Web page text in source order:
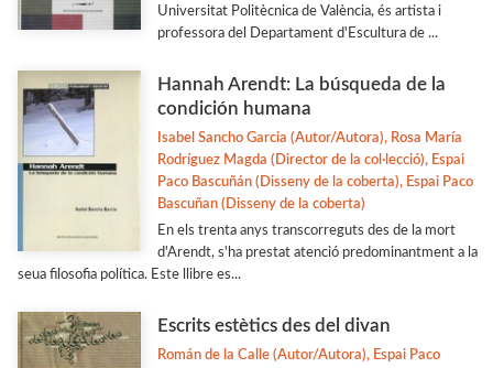
Universitat Politècnica de València, és artista i
professora del Departament d'Escultura de ...
Hannah Arendt: La búsqueda de la
condición humana
Isabel Sancho Garcia (Autor/Autora), Rosa María
Rodríguez Magda (Director de la col·lecció), Espai
Paco Bascuñán (Disseny de la coberta), Espai Paco
Bascuñan (Disseny de la coberta)
En els trenta anys transcorreguts des de la mort
d'Arendt, s'ha prestat atenció predominantment a la
seua filosofia política. Este llibre es...
Escrits estètics des del divan
Román de la Calle (Autor/Autora), Espai Paco